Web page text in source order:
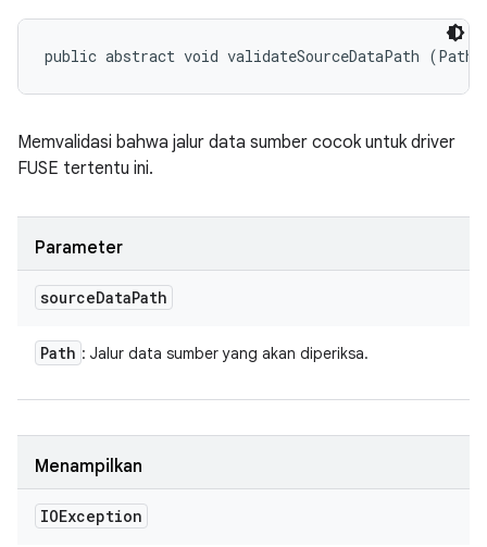
public abstract void validateSourceDataPath (Path
Memvalidasi bahwa jalur data sumber cocok untuk driver
FUSE tertentu ini.
Parameter
sourceDataPath
Path : Jalur data sumber yang akan diperiksa.
Menampilkan
IOException